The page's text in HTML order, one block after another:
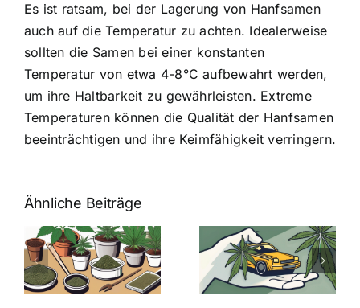
Es ist ratsam, bei der Lagerung von Hanfsamen
auch auf die Temperatur zu achten. Idealerweise
sollten die Samen bei einer konstanten
Temperatur von etwa 4-8°C aufbewahrt werden,
um ihre Haltbarkeit zu gewährleisten. Extreme
Temperaturen können die Qualität der Hanfsamen
beeinträchtigen und ihre Keimfähigkeit verringern.
Ähnliche Beiträge
Neue THC-
Grenzwert-
Regelung:
Was Sie über
Cannabis und
Cannabis
Samen
kaufen: Alles
was Sie